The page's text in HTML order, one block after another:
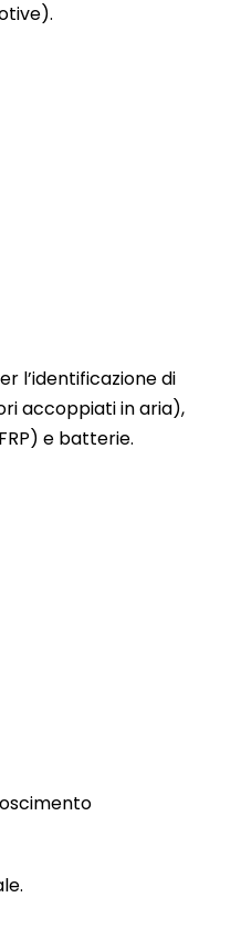
l’identificazione di
accoppiati in aria),
e batterie.